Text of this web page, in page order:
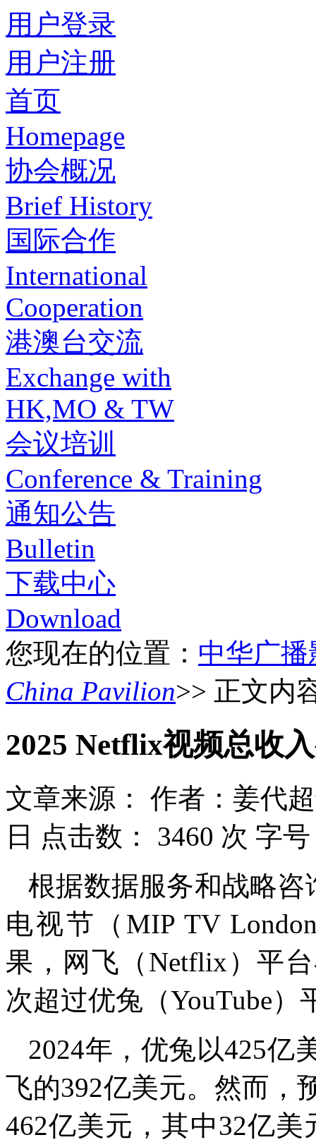
用户登录
用户注册
首页
Homepage
协会概况
Brief History
国际合作
International
Cooperation
港澳台交流
Exchange with
HK,MO & TW
会议培训
Conference & Training
通知公告
Bulletin
下载中心
Download
您现在的位置： 中华广
China Pavilion>> 正文内
2025 Netflix视频总收
文章来源：
作者：姜代
日 点击数： 3460 次 字
根据数据服务和战略咨
电视节（MIP TV
果，网飞（Netflix）平
次超过优兔（YouTube）
2024年，优兔以425亿
飞的392亿美元。然而，
462亿美元，其中32亿